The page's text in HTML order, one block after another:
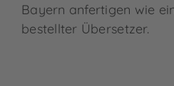
Bayern anfertigen wie
bestellter Übersetzer.